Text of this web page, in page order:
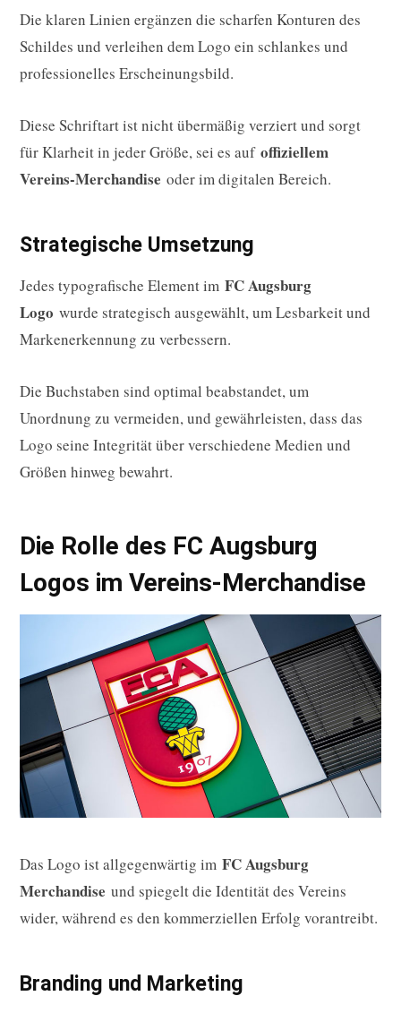
Die klaren Linien ergänzen die scharfen Konturen des
Schildes und verleihen dem Logo ein schlankes und
professionelles Erscheinungsbild.
Diese Schriftart ist nicht übermäßig verziert und sorgt
für Klarheit in jeder Größe, sei es auf offiziellem
Vereins-Merchandise oder im digitalen Bereich.
Strategische Umsetzung
Jedes typografische Element im FC Augsburg
Logo wurde strategisch ausgewählt, um Lesbarkeit und
Markenerkennung zu verbessern.
Die Buchstaben sind optimal beabstandet, um
Unordnung zu vermeiden, und gewährleisten, dass das
Logo seine Integrität über verschiedene Medien und
Größen hinweg bewahrt.
Die Rolle des FC Augsburg
Logos im Vereins-Merchandise
Das Logo ist allgegenwärtig im FC Augsburg
Merchandise und spiegelt die Identität des Vereins
wider, während es den kommerziellen Erfolg vorantreibt.
Branding und Marketing